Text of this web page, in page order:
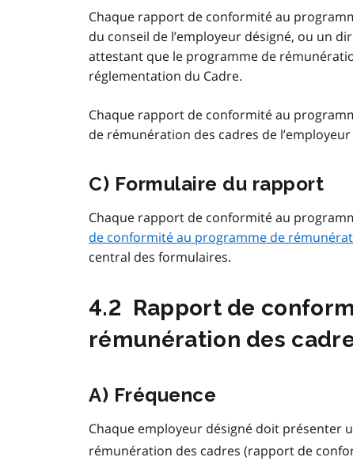
Chaque rapport de conformité au
du conseil de l’employeur désigné, ou un
attestant que le programme de
réglementation du Cadre.
Chaque rapport de conformité au
de rémunération des cadres de
C) Formulaire du rapport
Chaque rapport de conformité au
de conformité au programme de
central des formulaires.
4.2 Rapport de
rémunération des
A) Fréquence
Chaque employeur désigné doit
rémunération des cadres (rapport de